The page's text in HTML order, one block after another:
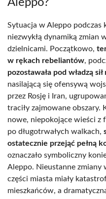
Aleppo?
Sytuacja w Aleppo podczas
niezwykłą dynamiką zmian
dzielnicami. Początkowo,
w rękach rebeliantów,
pozostawała pod władzą
nasilającą się ofensywą
przez Rosję i Iran,
traciły zajmowane obszary.
nowe, niepokojące wieści
po długotrwałych walkach,
ostatecznie przejąć pełną
oznaczało symboliczny
Aleppo. Nieustanne zmiany
części miasta miały
mieszkańców, a